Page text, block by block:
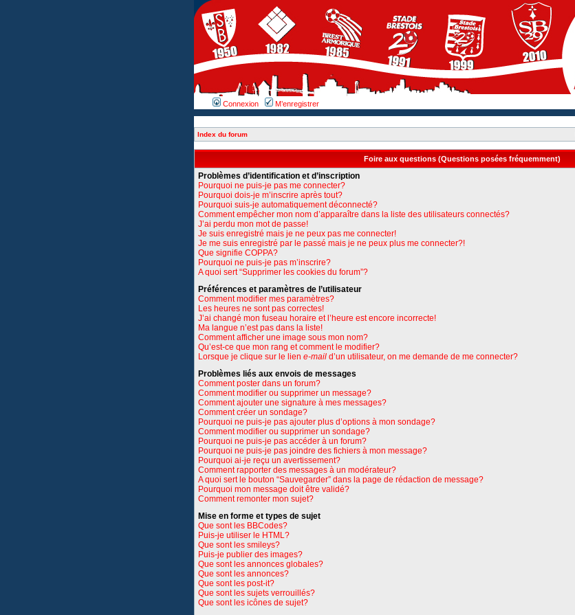
Connexion M’enregistrer
Index du forum
Foire aux questions (Questions posées fréquemment)
Problèmes d’identification et d’inscription
Pourquoi ne puis-je pas me connecter?
Pourquoi dois-je m’inscrire après tout?
Pourquoi suis-je automatiquement déconnecté?
Comment empêcher mon nom d’apparaître dans la liste des utilisateurs connectés?
J’ai perdu mon mot de passe!
Je suis enregistré mais je ne peux pas me connecter!
Je me suis enregistré par le passé mais je ne peux plus me connecter?!
Que signifie COPPA?
Pourquoi ne puis-je pas m’inscrire?
A quoi sert “Supprimer les cookies du forum”?
Préférences et paramètres de l’utilisateur
Comment modifier mes paramètres?
Les heures ne sont pas correctes!
J’ai changé mon fuseau horaire et l’heure est encore incorrecte!
Ma langue n’est pas dans la liste!
Comment afficher une image sous mon nom?
Qu’est-ce que mon rang et comment le modifier?
Lorsque je clique sur le lien e-mail d’un utilisateur, on me demande de me connecter?
Problèmes liés aux envois de messages
Comment poster dans un forum?
Comment modifier ou supprimer un message?
Comment ajouter une signature à mes messages?
Comment créer un sondage?
Pourquoi ne puis-je pas ajouter plus d’options à mon sondage?
Comment modifier ou supprimer un sondage?
Pourquoi ne puis-je pas accéder à un forum?
Pourquoi ne puis-je pas joindre des fichiers à mon message?
Pourquoi ai-je reçu un avertissement?
Comment rapporter des messages à un modérateur?
A quoi sert le bouton “Sauvegarder” dans la page de rédaction de message?
Pourquoi mon message doit être validé?
Comment remonter mon sujet?
Mise en forme et types de sujet
Que sont les BBCodes?
Puis-je utiliser le HTML?
Que sont les smileys?
Puis-je publier des images?
Que sont les annonces globales?
Que sont les annonces?
Que sont les post-it?
Que sont les sujets verrouillés?
Que sont les icônes de sujet?